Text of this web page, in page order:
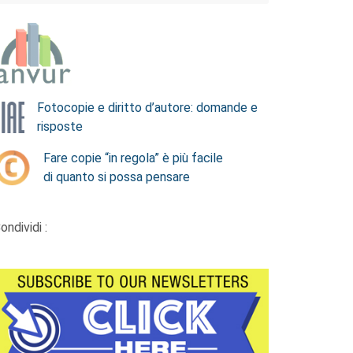
Fotocopie e diritto d’autore: domande e
risposte
Fare copie “in regola” è più facile
di quanto si possa pensare
: